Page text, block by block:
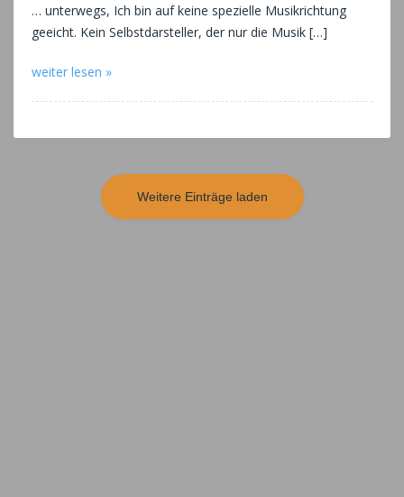
… unterwegs, Ich bin auf keine spezielle Musikrichtung
geeicht. Kein Selbstdarsteller, der nur die Musik […]
weiter lesen »
Weitere Einträge laden